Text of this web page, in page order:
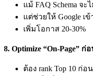
แม้ FAQ Schema จะ
แต่ช่วยให้ Google เ
เพิ่มโอกาส 20-30%
8. Optimize “On-Page” ก่
ต้อง rank Top 10 ก่